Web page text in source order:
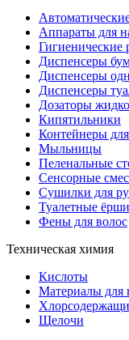
Аппараты для
Гигиенические
Диспенсеры
Диспенсеры
Диспенсеры
Дозаторы
Кипятильники
Контейнеры
Мыльницы
Пеленальные
Сенсорные
Сушилки для
Туалетные
Фены для волос
Техническая химия
Кислоты
Материалы для
Щелочи